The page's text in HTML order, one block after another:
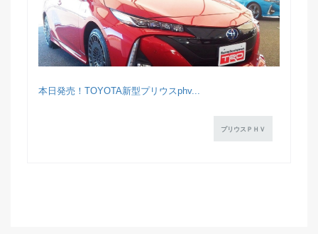
本日発売！TOYOTA新型プリウスphv...
プリウスＰＨＶ